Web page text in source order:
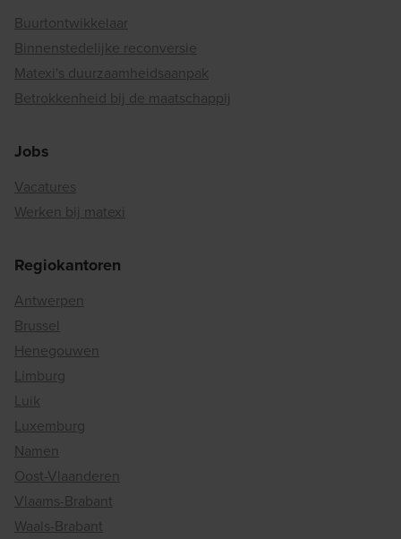
Buurtontwikkelaar
Binnenstedelijke reconversie
Matexi's duurzaamheidsaanpak
Betrokkenheid bij de maatschappij
Jobs
Vacatures
Werken bij matexi
Regiokantoren
Antwerpen
Brussel
Henegouwen
Limburg
Luik
Luxemburg
Namen
Oost-Vlaanderen
Vlaams-Brabant
Waals-Brabant